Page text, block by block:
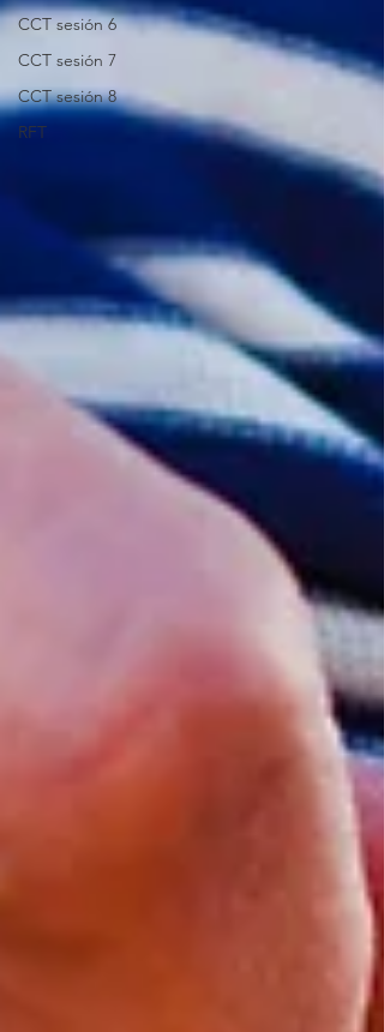
CCT sesión 6
CCT sesión 7
CCT sesión 8
RFT